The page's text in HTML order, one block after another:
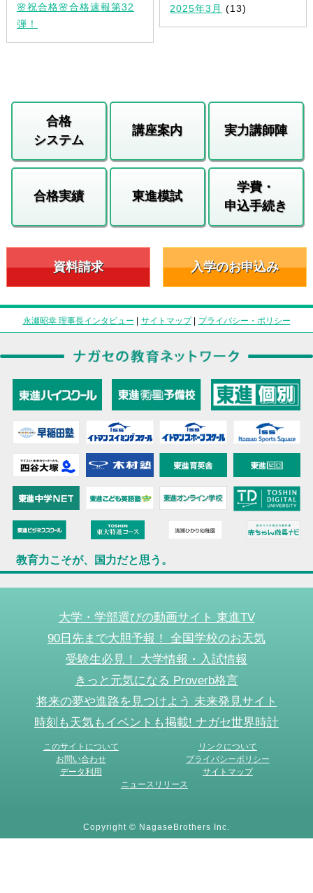
🌸祝合格🌸合格速報第32
弾！
2025年3月 (13)
合格
システム
講座案内 実力講師陣
合格実績 東進模試
学費・
申込手続き
資料請求 入学のお申込み
永瀬昭幸 理事長インタビュー | サイトマップ| プライバシー・ポリシー
教育力こそが、国力だと思う。
大学・学部選びの動画サイト 東進TV
90日先まで大胆予報！ 全国学校のお天気
受験生必見！ 大学情報・入試情報
きっと元気になる Proverb格言
将来の夢や進路を見つけよう 未来発見サイト
時刻も天気もイベントも掲載! ナガセ世界時計
このサイトについて
リンクについて
お問い合わせ
プライバシーポリシー
データ利用
サイトマップ
ニュースリリース
Copyright © NagaseBrothers Inc.